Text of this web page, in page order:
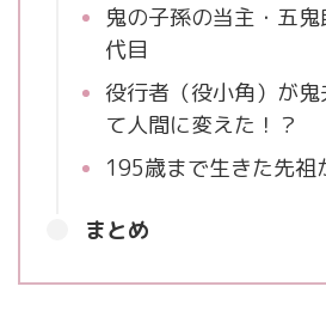
鬼の子孫の当主・五
代目
役行者（役小角）が
て人間に変えた！？
195歳まで生きた先祖
まとめ